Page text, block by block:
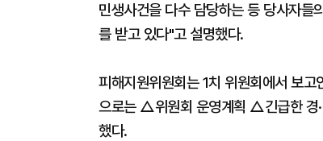
민생사건을 다수 담당하는 등 당사자들
를 받고 있다"고 설명했다.
피해지원위원회는 1치 위원회에서 보
으로는 △위원회 운영계획 △긴급한 경·
했다.